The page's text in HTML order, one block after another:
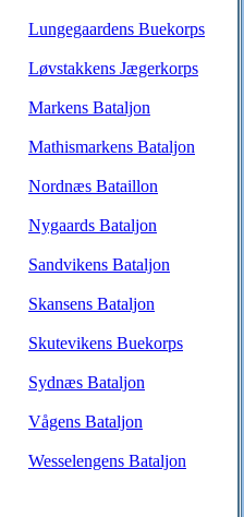
Lungegaardens Buekorps
Løvstakkens Jægerkorps
Markens Bataljon
Mathismarkens Bataljon
Nordnæs Bataillon
Nygaards Bataljon
Sandvikens Bataljon
Skansens Bataljon
Skutevikens Buekorps
Sydnæs Bataljon
Vågens Bataljon
Wesselengens Bataljon